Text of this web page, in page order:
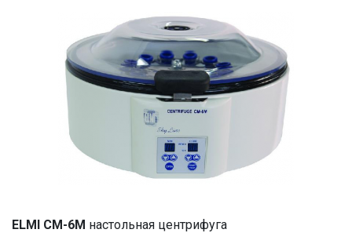
ELMI CM-6M настольная центрифуга